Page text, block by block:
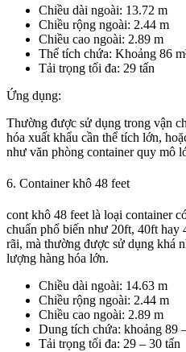
Chiều dài ngoài: 13.72 m
Chiều rộng ngoài: 2.44 m
Chiều cao ngoài: 2.89 m
Thể tích chứa: Khoảng 86
Tải trọng tối đa: 29 tấn
Ứng dụng:
Thường được sử dụng trong vận
hóa xuất khẩu cần thể tích lớn,
như văn phòng container quy mô
6. Container khô 48 feet
cont khô 48 feet là loại container
chuẩn phổ biến như 20ft, 40ft
rãi, mà thường được sử dụng khá
lượng hàng hóa lớn.
Chiều dài ngoài: 14.63 m
Chiều rộng ngoài: 2.44 m
Chiều cao ngoài: 2.89 m
Dung tích chứa: khoảng 89
Tải trọng tối đa: 29 – 30 tấn